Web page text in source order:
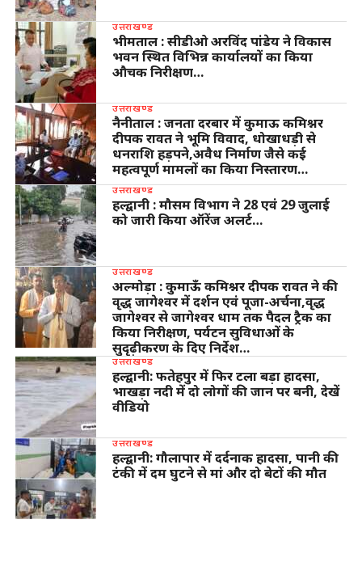
उत्तराखण्ड
भीमताल : सीडीओ अरविंद पांडेय ने विकास
भवन स्थित विभिन्न कार्यालयों का किया
औचक निरीक्षण…
उत्तराखण्ड
नैनीताल : जनता दरबार में कुमाऊ कमिश्नर
दीपक रावत ने भूमि विवाद, धोखाधड़ी से
धनराशि हड़पने,अवैध निर्माण जैसे कई
महत्वपूर्ण मामलों का किया निस्तारण…
उत्तराखण्ड
हल्द्वानी : मौसम विभाग ने 28 एवं 29 जुलाई
को जारी किया ऑरेंज अलर्ट…
उत्तराखण्ड
अल्मोड़ा : कुमाऊँ कमिश्नर दीपक रावत ने की
वृद्ध जागेश्वर में दर्शन एवं पूजा-अर्चना,वृद्ध
जागेश्वर से जागेश्वर धाम तक पैदल ट्रैक का
किया निरीक्षण, पर्यटन सुविधाओं के
सुदृढ़ीकरण के दिए निर्देश…
उत्तराखण्ड
हल्द्वानी: फतेहपुर में फिर टला बड़ा हादसा,
भाखड़ा नदी में दो लोगों की जान पर बनी, देखें
वीडियो
उत्तराखण्ड
हल्द्वानी: गौलापार में दर्दनाक हादसा, पानी की
टंकी में दम घुटने से मां और दो बेटों की मौत